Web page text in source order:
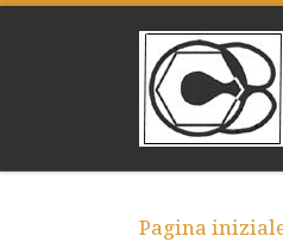
Passa al contenuto
Pagina